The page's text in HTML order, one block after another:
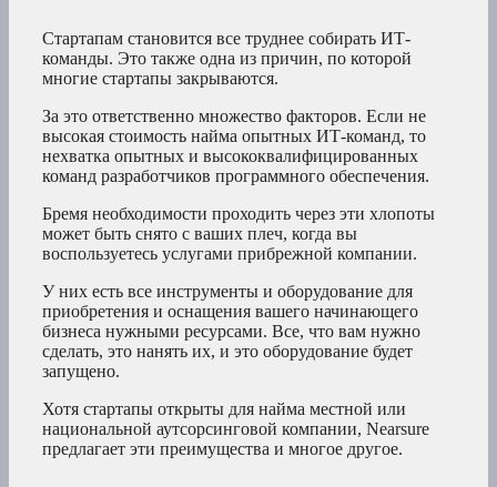
Стартапам становится все труднее собирать ИТ-
команды. Это также одна из причин, по которой
многие стартапы закрываются.
За это ответственно множество факторов. Если не
высокая стоимость найма опытных ИТ-команд, то
нехватка опытных и высококвалифицированных
команд разработчиков программного обеспечения.
Бремя необходимости проходить через эти хлопоты
может быть снято с ваших плеч, когда вы
воспользуетесь услугами прибрежной компании.
У них есть все инструменты и оборудование для
приобретения и оснащения вашего начинающего
бизнеса нужными ресурсами. Все, что вам нужно
сделать, это нанять их, и это оборудование будет
запущено.
Хотя стартапы открыты для найма местной или
национальной аутсорсинговой компании, Nearsure
предлагает эти преимущества и многое другое.